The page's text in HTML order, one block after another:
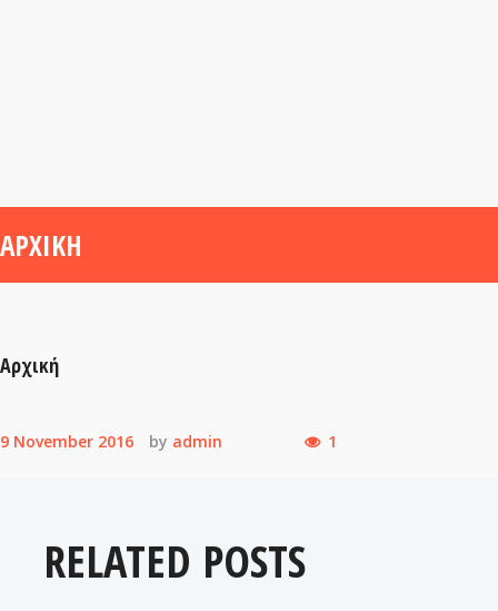
ΑΡΧΙΚΉ
Αρχική
9 November 2016 by admin 1
RELATED POSTS